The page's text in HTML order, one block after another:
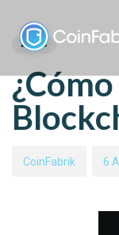
links to
content
IN:
BLOG
CoinFabrik
on:
6